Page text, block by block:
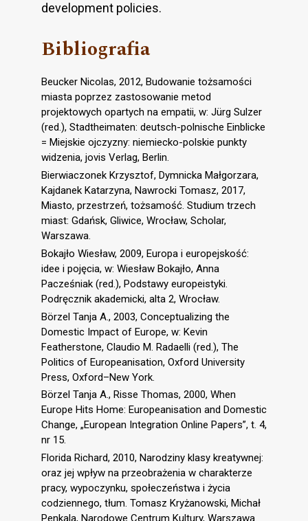
development policies.
Bibliografia
Beucker Nicolas, 2012, Budowanie tożsamości
miasta poprzez zastosowanie metod
projektowych opartych na empatii, w: Jürg Sulzer
(red.), Stadtheimaten: deutsch-polnische Einblicke
= Miejskie ojczyzny: niemiecko-polskie punkty
widzenia, jovis Verlag, Berlin.
Bierwiaczonek Krzysztof, Dymnicka Małgorzara,
Kajdanek Katarzyna, Nawrocki Tomasz, 2017,
Miasto, przestrzeń, tożsamość. Studium trzech
miast: Gdańsk, Gliwice, Wrocław, Scholar,
Warszawa.
Bokajło Wiesław, 2009, Europa i europejskość:
idee i pojęcia, w: Wiesław Bokajło, Anna
Pacześniak (red.), Podstawy europeistyki.
Podręcznik akademicki, alta 2, Wrocław.
Börzel Tanja A., 2003, Conceptualizing the
Domestic Impact of Europe, w: Kevin
Featherstone, Claudio M. Radaelli (red.), The
Politics of Europeanisation, Oxford University
Press, Oxford–New York.
Börzel Tanja A., Risse Thomas, 2000, When
Europe Hits Home: Europeanisation and Domestic
Change, „European Integration Online Papers”, t. 4,
nr 15.
Florida Richard, 2010, Narodziny klasy kreatywnej:
oraz jej wpływ na przeobrażenia w charakterze
pracy, wypoczynku, społeczeństwa i życia
codziennego, tłum. Tomasz Kryżanowski, Michał
Penkala, Narodowe Centrum Kultury, Warszawa.